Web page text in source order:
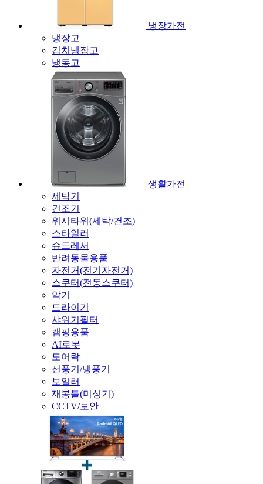
냉장가전
냉장고
김치냉장고
냉동고
생활가전
세탁기
건조기
워시타워(세탁/건조)
스타일러
슈드레서
반려동물용품
자전거(전기자전거)
스쿠터(전동스쿠터)
악기
드라이기
샤워기필터
캠핑용품
AI로봇
도어락
선풍기/냉풍기
보일러
재봉틀(미싱기)
CCTV/보안